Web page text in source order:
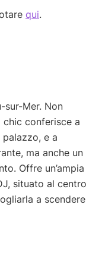
qui.
sur-Mer. Non
conferisce a
e a
ma anche un
Offre un’ampia
situato al centro
a scendere